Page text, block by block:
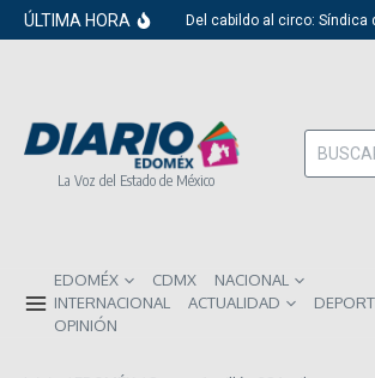
Saltar al contenido
ÚLTIMA HORA Del cabildo al circo: Síndica
La Voz del Estado de México
Buscar:
EDOMÉX CDMX
NACIONAL
INTERNACIONAL
ACTUALIDAD
OPINIÓN